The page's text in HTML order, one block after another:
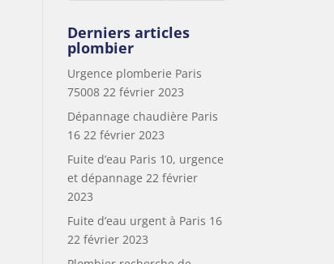
Derniers articles
plombier
Urgence plomberie Paris
75008 22 février 2023
Dépannage chaudière Paris
16 22 février 2023
Fuite d’eau Paris 10, urgence
et dépannage 22 février
2023
Fuite d’eau urgent à Paris 16
22 février 2023